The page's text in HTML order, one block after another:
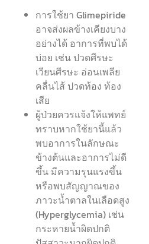
การใช้ยา Glimepiride
อาจส่งผลข้างเคียงบาง
อย่างได้ อาการที่พบได้
บ่อย เช่น ปวดศีรษะ
เวียนศีรษะ อ่อนเพลีย
คลื่นไส้ ปวดท้อง ท้อง
เสีย
ผู้ป่วยควรแจ้งให้แพทย์
ทราบหากใช้ยานี้แล้ว
พบอาการในลักษณะ
ข้างต้นและอาการไม่ดี
ขึ้น มีความรุนแรงขึ้น
หรือพบสัญญาณของ
ภาวะน้ำตาลในเลือดสูง
(Hyperglycemia) เช่น
กระหายน้ำผิดปกติ